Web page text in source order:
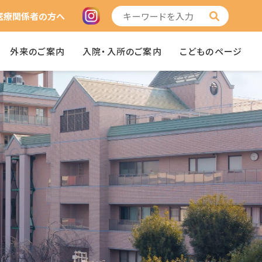
療関係者の方へ
外来のご案内 入院・入所のご案内 こどものページ